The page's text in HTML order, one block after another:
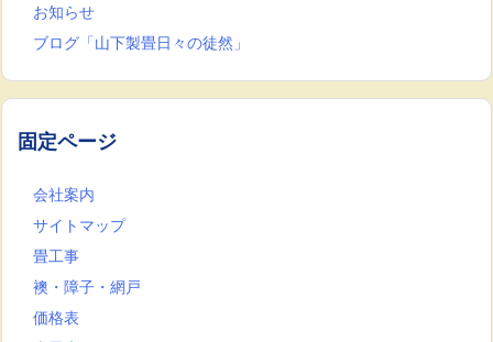
お知らせ
ブログ「山下製畳日々の徒然」
固定ページ
会社案内
サイトマップ
畳工事
襖・障子・網戸
価格表